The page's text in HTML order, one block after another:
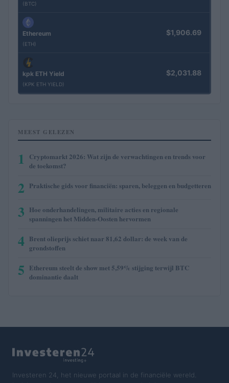
(BTC)
Ethereum
(ETH)
$1,906.69
kpk ETH Yield
(KPK ETH YIELD)
$2,031.88
MEEST GELEZEN
1
Cryptomarkt 2026: Wat zijn de verwachtingen en trends voor
de toekomst?
2 Praktische gids voor financiën: sparen, beleggen en budgetteren
3 Hoe onderhandelingen, militaire acties en regionale
spanningen het Midden-Oosten hervormen
4 Brent olieprijs schiet naar 81,62 dollar: de week van de
grondstoffen
5 Ethereum steelt de show met 5,59% stijging terwijl BTC
dominantie daalt
Investeren 24, het nieuwe portaal in de financiële wereld.